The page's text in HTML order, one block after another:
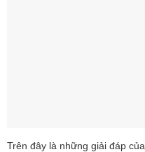
Trên đây là những giải đáp của